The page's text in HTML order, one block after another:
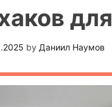
для
by Даниил Наумов